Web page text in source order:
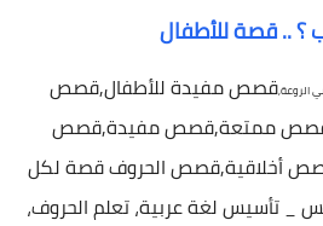
.. قصة للأطفال
الروعة,قصص مفيدة للأطفال,قصص
ممتعة,قصص مفيدة,قصص
أخلاقية,قصص الحروف قصة لكل
_ تأسيس لغة عربية، تعلم الحروف،